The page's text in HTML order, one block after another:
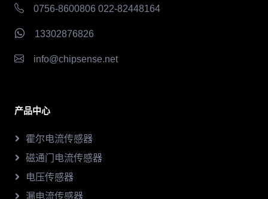
0756-8600806 022-82448164
13302876826
info@chipsense.net
产品中心
霍尔电流传感器
磁通门电流传感器
电压传感器
漏电流传感器